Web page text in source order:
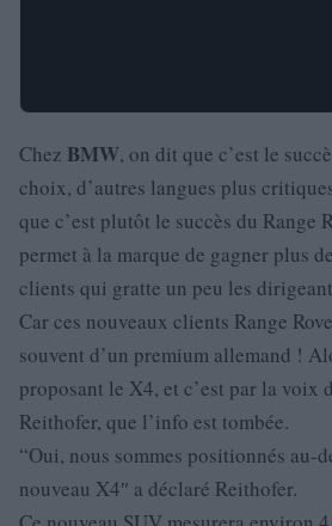
Chez BMW, on dit que c’est le
choix, d’autres langues plus
que c’est plutôt le succès du Range
permet à la marque de gagner plus
clients qui gratte un peu les
Car ces nouveaux clients Range
souvent d’un premium allemand !
proposant le X4, et c’est par la voix
Reithofer, que l’info est tombée.
“Oui, nous sommes positionnés au-
nouveau X4″ a déclaré Reithofer.